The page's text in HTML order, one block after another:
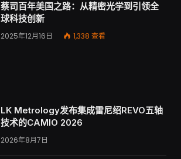
蔡司百年美国之路：从精密光学到引领全
球科技创新
2025年12月16日 1,338 查看
LK Metrology发布集成雷尼绍REVO五轴
技术的CAMIO 2026
2026年8月7日